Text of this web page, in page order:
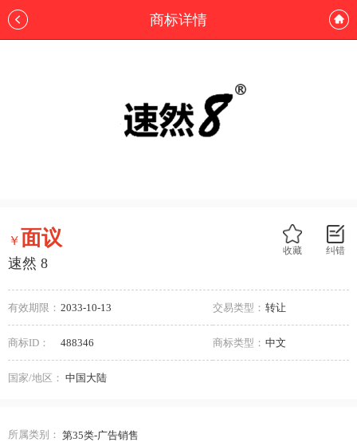
商标详情
纠错
收藏
￥面议
速然 8
有效期限： 2033-10-13 交易类型： 转让
商标ID： 488346 商标类型： 中文
国家/地区： 中国大陆
所属类别： 第35类-广告销售